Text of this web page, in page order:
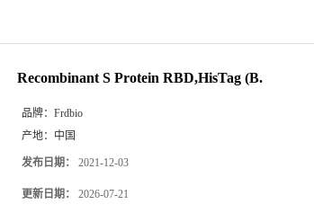
Recombinant S Protein RBD,HisTag (B.
品牌： Frdbio
产地： 中国
发布日期： 2021-12-03
更新日期： 2026-07-21